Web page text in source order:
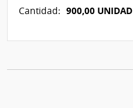
Cantidad: 900,00 UNIDAD